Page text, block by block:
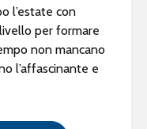
l’estate con
per formare
non mancano
l’affascinante e